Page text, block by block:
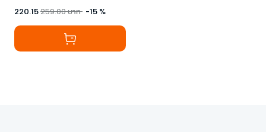
220.15259.00บาท -15 %